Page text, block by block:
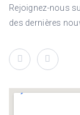
Rejoignez-nous
des dernières